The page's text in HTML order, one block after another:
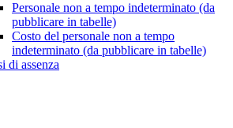
Personale non a tempo indeterminato (da
pubblicare in tabelle)
Costo del personale non a tempo
indeterminato (da pubblicare in tabelle)
di assenza